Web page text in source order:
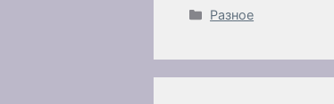
Рубрики
Разное